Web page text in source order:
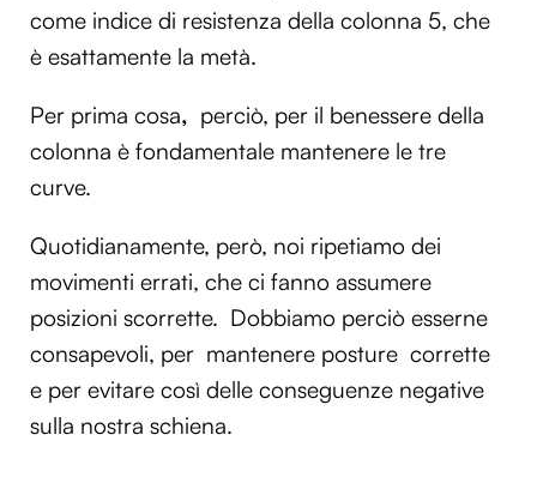
come indice di resistenza della colonna 5, che
è esattamente la metà.
Per prima cosa, perciò, per il benessere della
colonna è fondamentale mantenere le tre
curve.
Quotidianamente, però, noi ripetiamo dei
movimenti errati, che ci fanno assumere
posizioni scorrette. Dobbiamo perciò esserne
consapevoli, per mantenere posture corrette
e per evitare così delle conseguenze negative
sulla nostra schiena.